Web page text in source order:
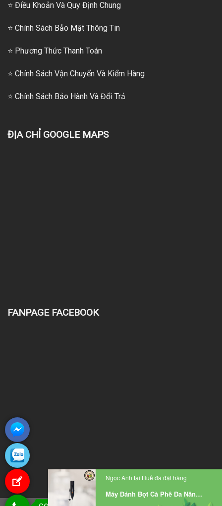
⭐ Điều Khoản Và Quy Định Chung
⭐ Chính Sách Bảo Mật Thông Tin
⭐ Phương Thức Thanh Toán
⭐ Chính Sách Vận Chuyển Và Kiểm Hàng
⭐ Chính Sách Bảo Hành Và Đổi Trả
ĐỊA CHỈ GOOGLE MAPS
FANPAGE FACEBOOK
Ngọc Anh tại Huế đã đặt hàng
Máy Đánh Bọt Cà Phê Đa Năng Uniblend DC-203